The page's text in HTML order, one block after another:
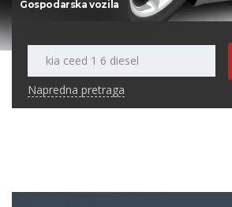
Gospodarska vozila
Napredna pretraga